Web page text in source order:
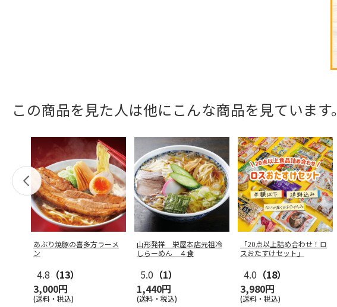
この商品を見た人は他にこんな商品を見ています。
あぶり焼豚の喜多方ラーメ
ン
4.8 （13）
3,000円
(送料・税込)
山形発祥 栄屋本店元祖冷
しらーめん ４食
5.0 （1）
1,440円
(送料・税込)
「20点以上詰め合わせ！ロ
スおたすけセット」
4.0 （18）
3,980円
(送料・税込)